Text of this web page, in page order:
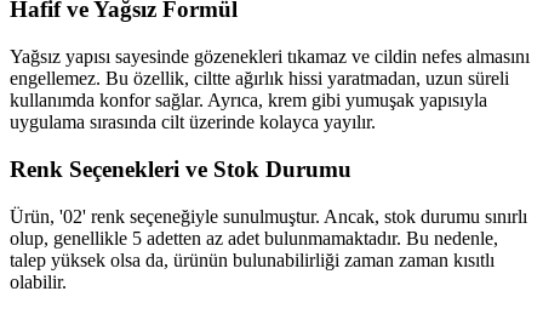
Hafif ve Yağsız Formül
Yağsız yapısı sayesinde gözenekleri tıkamaz ve cildin nefes almasını
engellemez. Bu özellik, ciltte ağırlık hissi yaratmadan, uzun süreli
kullanımda konfor sağlar. Ayrıca, krem gibi yumuşak yapısıyla
uygulama sırasında cilt üzerinde kolayca yayılır.
Renk Seçenekleri ve Stok Durumu
Ürün, '02' renk seçeneğiyle sunulmuştur. Ancak, stok durumu sınırlı
olup, genellikle 5 adetten az adet bulunmamaktadır. Bu nedenle,
talep yüksek olsa da, ürünün bulunabilirliği zaman zaman kısıtlı
olabilir.